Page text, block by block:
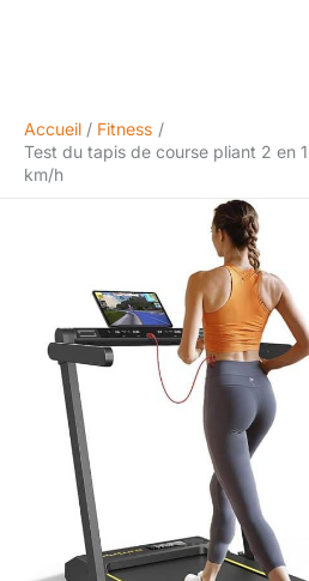
Accueil
Fitness
Test du tapis de course pliant 2 en
km/h